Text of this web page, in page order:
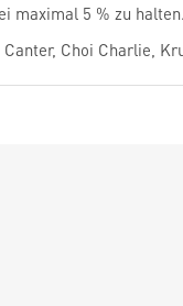
maximal 5 % zu
Choi Charlie,